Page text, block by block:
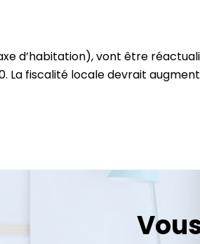
d’habitation), vont être
La fiscalité locale devrait